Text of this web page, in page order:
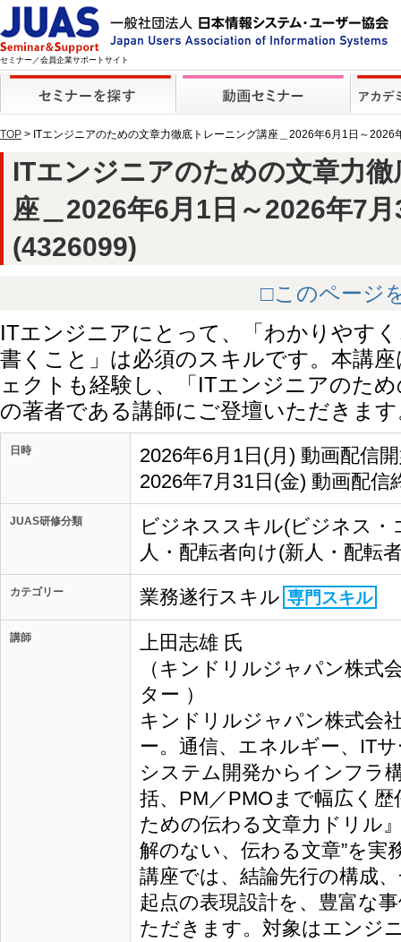
セミナー／会員企業サポートサイト
TOP > ITエンジニアのための文章力徹底トレーニング講座＿2026年6月1日～2026
ITエンジニアのための文章力
座＿2026年6月1日～2026年7
(4326099)
□このページ
ITエンジニアにとって、「わかりやす
書くこと」は必須のスキルです。本講
ェクトも経験し、「ITエンジニアのた
の著者である講師にご登壇いただきま
日時
2026年6月1日(月) 動画配信
2026年7月31日(金) 動画配信
JUAS研修分類
ビジネススキル(ビジネス
人・配転者向け(新人・配転
カテゴリー 業務遂行スキル 専門スキル
講師
上田志雄 氏
（キンドリルジャパン株式
ター ）
キンドリルジャパン株式会
ー。通信、エネルギー、IT
システム開発からインフラ
括、PM／PMOまで幅広く
ための伝わる文章力ドリル
解のない、伝わる文章”を実
講座では、結論先行の構成
起点の表現設計を、豊富な
ただきます。対象はエンジ